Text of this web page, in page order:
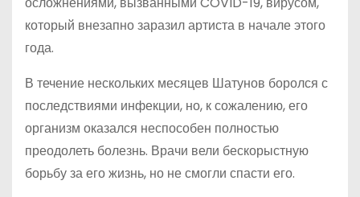
который внезапно заразил артиста в начале этого
года.
В течение нескольких месяцев Шатунов боролся с
последствиями инфекции, но, к сожалению, его
организм оказался неспособен полностью
преодолеть болезнь. Врачи вели бескорыстную
борьбу за его жизнь, но не смогли спасти его.